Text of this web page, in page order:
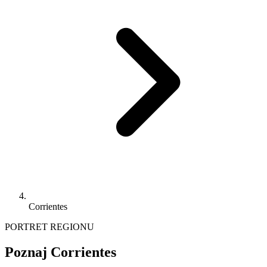
Corrientes
PORTRET REGIONU
Poznaj Corrientes